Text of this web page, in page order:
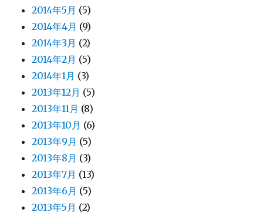
2014年5月 (5)
2014年4月 (9)
2014年3月 (2)
2014年2月 (5)
2014年1月 (3)
2013年12月 (5)
2013年11月 (8)
2013年10月 (6)
2013年9月 (5)
2013年8月 (3)
2013年7月 (13)
2013年6月 (5)
2013年5月 (2)